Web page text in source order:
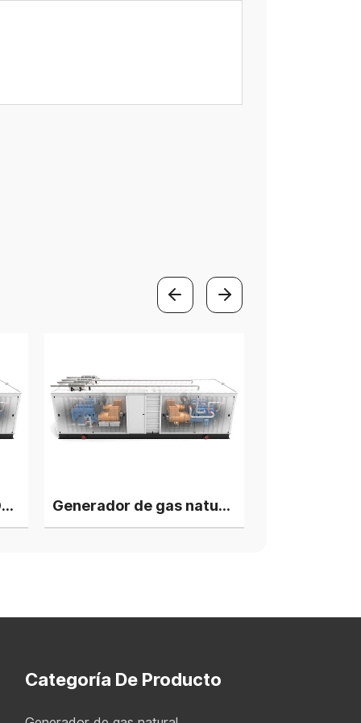
Grupos electrógenos Deutz Biogas de 1800 kW, 4 unidades en planta de energía en paralelo Generador de gas natural Deutz V12 de 2 MW, 4 grupos en planta de energía en paralelo
Categoría De Producto